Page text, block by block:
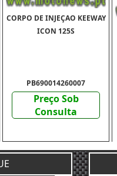
CORPO DE INJEÇAO KEEWAY
ICON 125S
PB690014260007
Preço Sob
Consulta